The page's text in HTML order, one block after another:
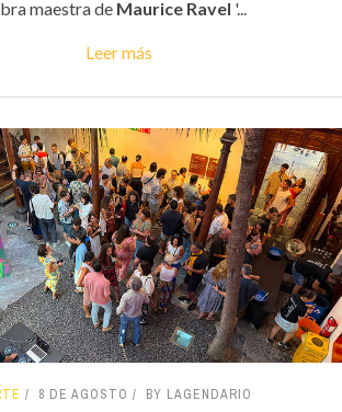
maestra de Maurice Ravel '...
Leer más
8 DE AGOSTO BY LAGENDARIO